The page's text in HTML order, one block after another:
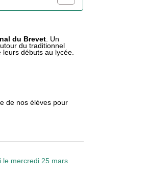
du Brevet . Un
du traditionnel
leurs débuts au lycée.
de nos élèves pour
le mercredi 25 mars